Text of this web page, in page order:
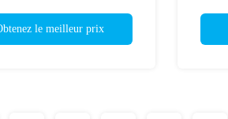
le meilleur prix